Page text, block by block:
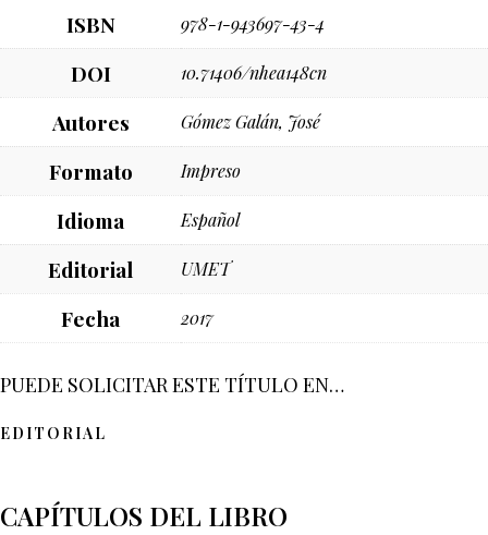
ISBN 978-1-943697-43-4
DOI 10.71406/nhea148cn
Autores Gómez Galán, José
Formato Impreso
Idioma Español
Editorial UMET
Fecha 2017
PUEDE SOLICITAR ESTE TÍTULO EN…
EDITORIAL
CAPÍTULOS DEL LIBRO